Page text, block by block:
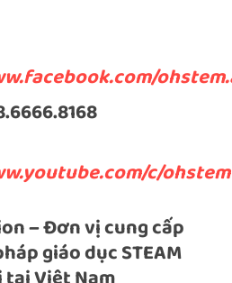
c/ohstem
– Đơn vị cung cấp
giáo dục STEAM